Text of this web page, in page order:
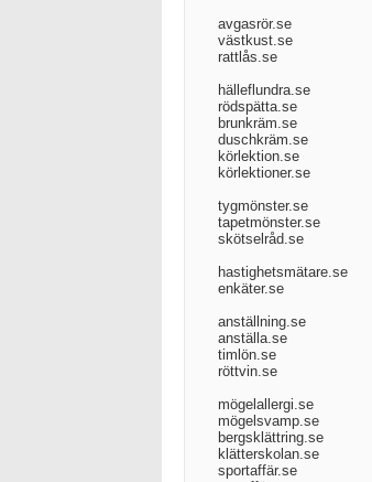
avgasrör.se
västkust.se
rattlås.se
hälleflundra.se
rödspätta.se
brunkräm.se
duschkräm.se
körlektion.se
körlektioner.se
tygmönster.se
tapetmönster.se
skötselråd.se
hastighetsmätare.se
enkäter.se
anställning.se
anställa.se
timlön.se
röttvin.se
mögelallergi.se
mögelsvamp.se
bergsklättring.se
klätterskolan.se
sportaffär.se